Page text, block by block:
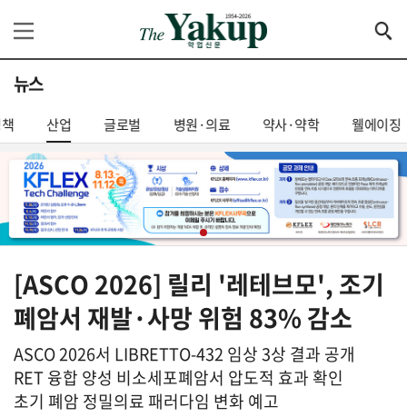
뉴스
산업 글로벌 병원·의료 약사·약학 웰에이징
[ASCO 2026] 릴리 '레테브모', 조기
폐암서 재발·사망 위험 83% 감소
ASCO 2026서 LIBRETTO-432 임상 3상 결과 공개
RET 융합 양성 비소세포폐암서 압도적 효과 확인
초기 폐암 정밀의료 패러다임 변화 예고